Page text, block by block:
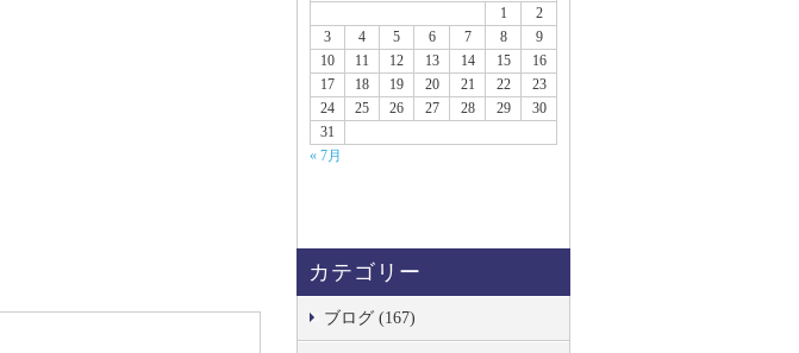
1
2
3
4 5 6 7 8
9
10
11 12 13 14 15
16
17
18 19 20 21 22
23
24
25 26 27 28 29
30
31
« 7月
カテゴリー
ブログ (167)